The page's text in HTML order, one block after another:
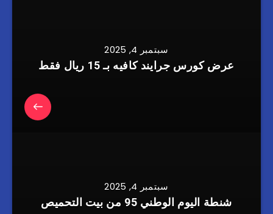
سبتمبر 4, 2025
عرض كورس جرايند كافيه بـ 15 ريال فقط
سبتمبر 4, 2025
شنطة اليوم الوطني 95 من بيت التحميص